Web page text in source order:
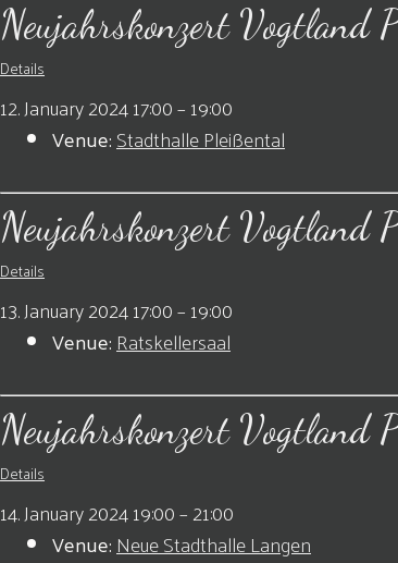
Neujahrskonzert Vogtland
Details
12. January 2024 17:00–19:00
Venue:Stadthalle Pleißental
Neujahrskonzert Vogtland
Details
13. January 2024 17:00–19:00
Venue:Ratskellersaal
Neujahrskonzert Vogtland
Details
14. January 2024 19:00–21:00
Venue:Neue Stadthalle Langen